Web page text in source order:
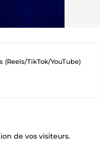
TikTok/YouTube)
de vos visiteurs.